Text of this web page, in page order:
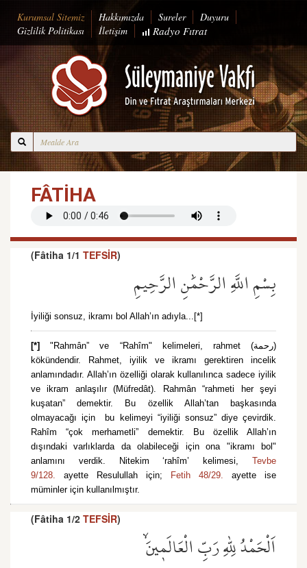
Kurumsal Sitemiz Hakkımızda Sureler
Duyuru
Gizlilik Politikası
İletişim Radyo Fıtrat
FÂTİHA
(Fâtiha 1/1 TEFSİR)
بِسْمِ اللَّهِ الرَّحْمَٰنِ الرَّحِيمِ
İyiliği sonsuz, ikramı bol Allah’ın adıyla...[*]
[*]"Rahmân” ve “Rahîm" kelimeleri, rahmet (رحمة)
kökündendir. Rahmet, iyilik ve ikramı gerektiren incelik
anlamındadır. Allah’ın özelliği olarak kullanılınca sadece iyilik
ve ikram anlaşılır (Müfredât). Rahmân “rahmeti her şeyi
kuşatan” demektir. Bu özellik Allah’tan başkasında
olmayacağı için bu kelimeyi “iyiliği sonsuz” diye çevirdik.
Rahîm “çok merhametli” demektir. Bu özellik Allah’ın
dışındaki varlıklarda da olabileceği için ona "ikramı bol"
anlamını verdik. Nitekim ‘rahîm’ kelimesi, Tevbe
9/128. ayette Resulullah için; Fetih 48/29. ayette ise
müminler için kullanılmıştır.
(Fâtiha 1/2 TEFSİR)
اَلْحَمْدُ لِلّٰهِ رَبِّ الْعَالَم۪ينَۙ